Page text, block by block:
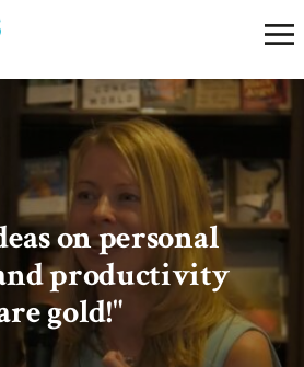
on personal
productivity
gold!"